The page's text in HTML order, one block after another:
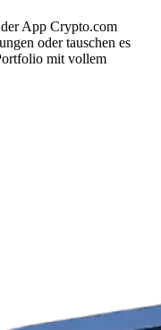
App Crypto.com
oder tauschen es
mit vollem